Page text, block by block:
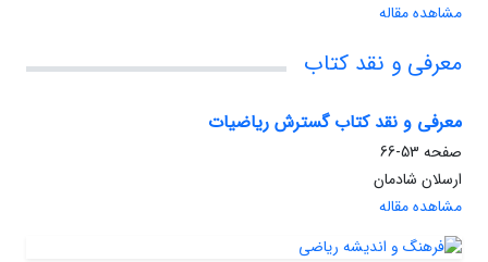
مشاهده مقاله
معرفی و نقد کتاب
معرفی و نقد کتاب گسترش ریاضیات
صفحه 53-66
ارسلان شادمان
مشاهده مقاله